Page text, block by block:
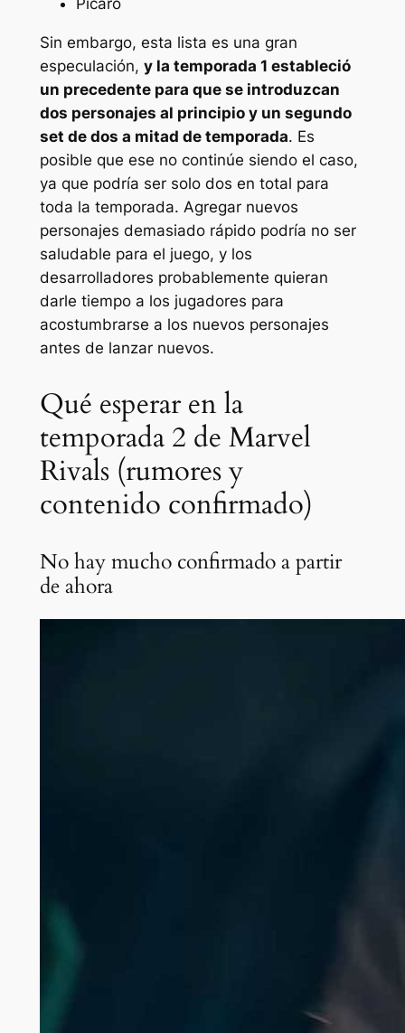
Pícaro
Sin embargo, esta lista es una gran
especulación, y la temporada 1 estableció
un precedente para que se introduzcan
dos personajes al principio y un segundo
set de dos a mitad de temporada. Es
posible que ese no continúe siendo el caso,
ya que podría ser solo dos en total para
toda la temporada. Agregar nuevos
personajes demasiado rápido podría no ser
saludable para el juego, y los
desarrolladores probablemente quieran
darle tiempo a los jugadores para
acostumbrarse a los nuevos personajes
antes de lanzar nuevos.
Qué esperar en la
temporada 2 de Marvel
Rivals (rumores y
contenido confirmado)
No hay mucho confirmado a partir
de ahora